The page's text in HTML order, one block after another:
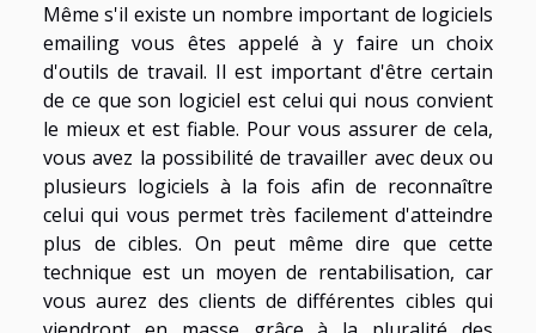
Même s'il existe un nombre important de logiciels
emailing vous êtes appelé à y faire un choix
d'outils de travail. Il est important d'être certain
de ce que son logiciel est celui qui nous convient
le mieux et est fiable. Pour vous assurer de cela,
vous avez la possibilité de travailler avec deux ou
plusieurs logiciels à la fois afin de reconnaître
celui qui vous permet très facilement d'atteindre
plus de cibles. On peut même dire que cette
technique est un moyen de rentabilisation, car
vous aurez des clients de différentes cibles qui